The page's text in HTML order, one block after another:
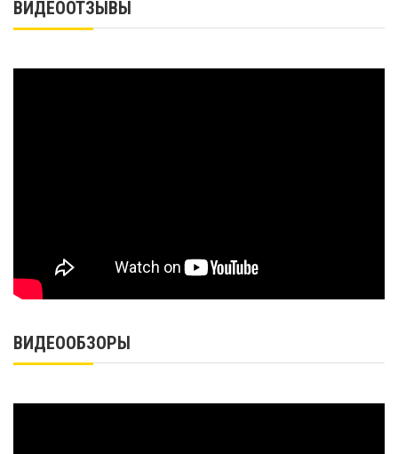
ВИДЕООТЗЫВЫ
ВИДЕООБЗОРЫ